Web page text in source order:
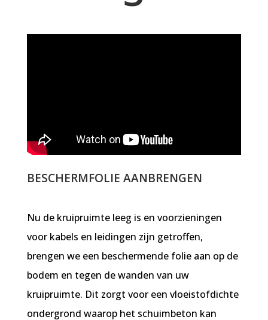
BESCHERMFOLIE AANBRENGEN
Nu de kruipruimte leeg is en voorzieningen
voor kabels en leidingen zijn getroffen,
brengen we een beschermende folie aan op de
bodem en tegen de wanden van uw
kruipruimte. Dit zorgt voor een vloeistofdichte
ondergrond waarop het schuimbeton kan